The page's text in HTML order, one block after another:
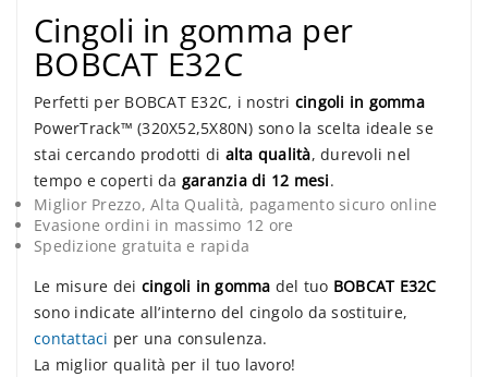
Cingoli in gomma per
BOBCAT E32C
Perfetti per BOBCAT E32C, i nostri cingoli in gomma
PowerTrack™ (320X52,5X80N) sono la scelta ideale se
stai cercando prodotti di alta qualità, durevoli nel
tempo e coperti da garanzia di 12 mesi.
Miglior Prezzo, Alta Qualità, pagamento sicuro online
Evasione ordini in massimo 12 ore
Spedizione gratuita e rapida
Le misure dei cingoli in gomma del tuo BOBCAT E32C
sono indicate all’interno del cingolo da sostituire,
contattaci per una consulenza.
La miglior qualità per il tuo lavoro!